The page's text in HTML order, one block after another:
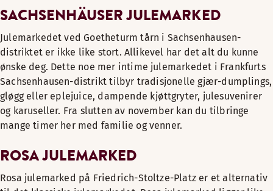
SACHSENHÄUSER JULEMARKED
Julemarkedet ved Goetheturm tårn i Sachsenhausen-
distriktet er ikke like stort. Allikevel har det alt du kunne
ønske deg. Dette noe mer intime julemarkedet i Frankfurts
Sachsenhausen-distrikt tilbyr tradisjonelle gjær-dumplings,
gløgg eller eplejuice, dampende kjøttgryter, julesuvenirer
og karuseller. Fra slutten av november kan du tilbringe
mange timer her med familie og venner.
ROSA JULEMARKED
Rosa julemarked på Friedrich-Stoltze-Platz er et alternativ